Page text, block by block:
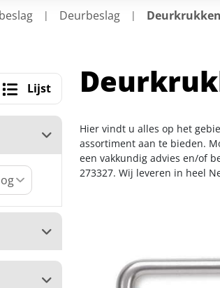
Deurbeslag Deurkrukken
Lijst
Hier vindt u alles op het
assortiment aan te bieden.
een vakkundig advies en/of
273327. Wij leveren in heel